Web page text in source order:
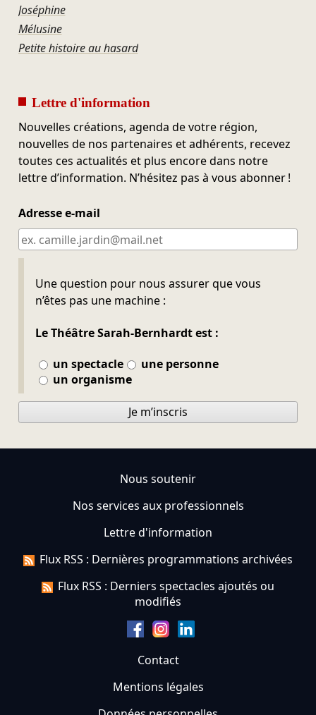
Joséphine
Mélusine
Petite histoire au hasard
Lettre d'information
Nouvelles créations, agenda de votre région,
nouvelles de nos partenaires et adhérents, recevez
toutes ces actualités et plus encore dans notre
lettre d’information. N’hésitez pas à vous abonner !
Adresse e-mail
Une question pour nous assurer que vous
n’êtes pas une machine :
Le Théâtre Sarah-Bernhardt est :
un spectacle
une personne
un organisme
Ne pas remplir
Je m’inscris
Nous soutenir
Nos services aux professionnels
Lettre d'information
Flux RSS : Dernières programmations archivées
Flux RSS : Derniers spectacles ajoutés ou
modifiés
Contact
Mentions légales